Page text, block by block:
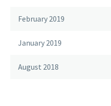
February 2019
January 2019
August 2018